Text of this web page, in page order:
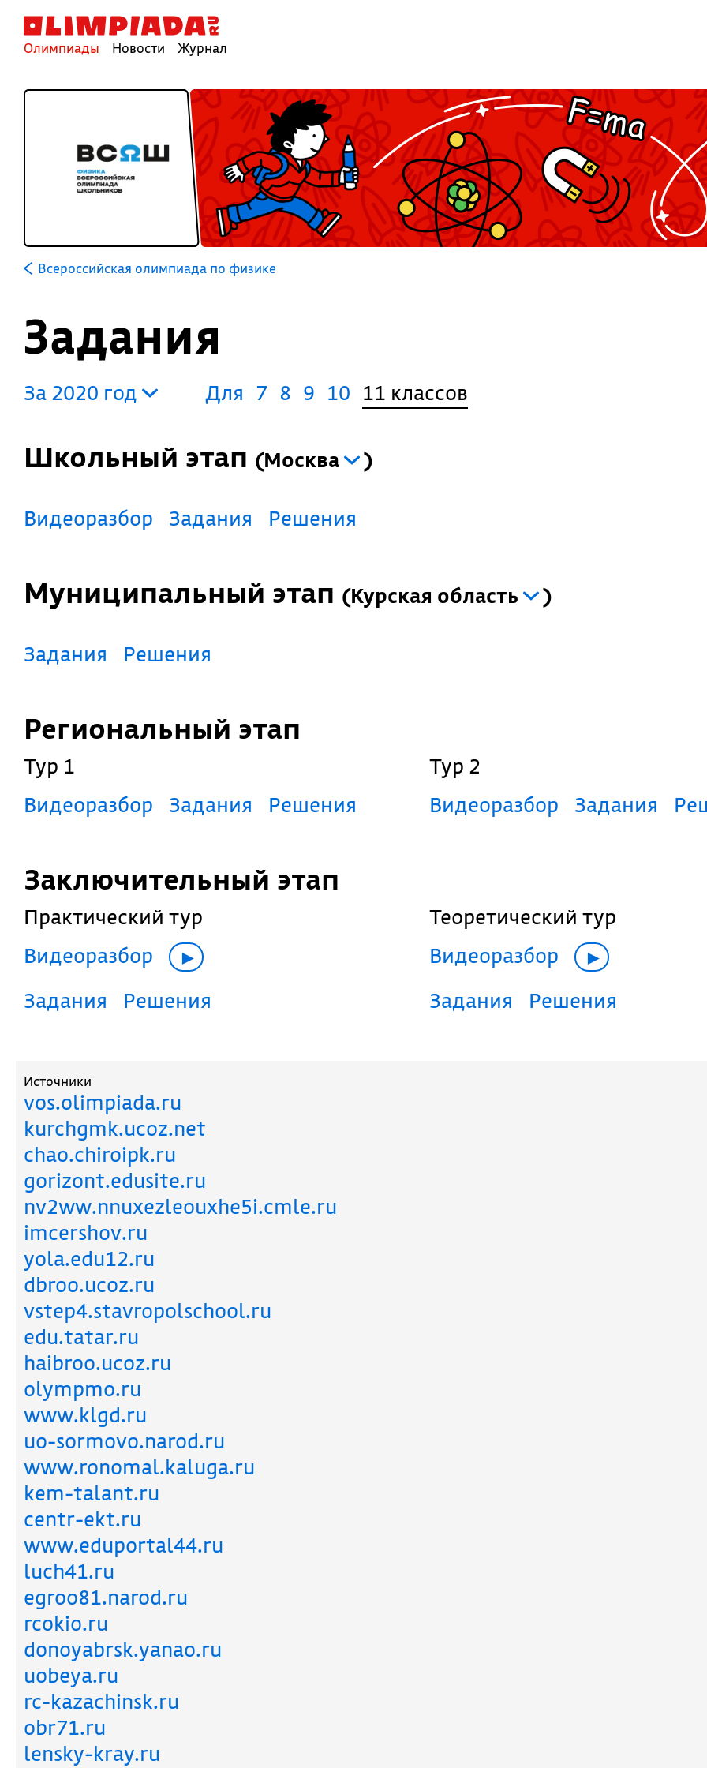
Олимпиады Новости Журнал
Всероссийская олимпиада по физике
Задания
За 2020 год Для 7 8 9 10 11 классов
Школьный этап (Москва )
Видеоразбор Задания Решения
Муниципальный этап (Курская область )
Задания Решения
Региональный этап
Тур 1
Видеоразбор
Задания Решения
Тур 2
Видеоразбор
Задания
Заключительный этап
Практический тур
Видеоразбор
►
Задания
Решения
Теоретический тур
Видеоразбор
►
Задания
Решения
Источники
vos.olimpiada.ru
kurchgmk.ucoz.net
chao.chiroipk.ru
gorizont.edusite.ru
nv2ww.nnuxezleouxhe5i.cmle.ru
imcershov.ru
yola.edu12.ru
dbroo.ucoz.ru
vstep4.stavropolschool.ru
edu.tatar.ru
haibroo.ucoz.ru
olympmo.ru
www.klgd.ru
uo-sormovo.narod.ru
www.ronomal.kaluga.ru
kem-talant.ru
centr-ekt.ru
www.eduportal44.ru
luch41.ru
egroo81.narod.ru
rcokio.ru
donoyabrsk.yanao.ru
uobeya.ru
rc-kazachinsk.ru
obr71.ru
lensky-kray.ru